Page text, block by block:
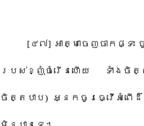
[​៤៧​]​ ​អាត្មា​ចេញ​ចាក​ផ្
របស់ខ្ញុំ​ចំរើន​ហើយ​ ​ទាំង​ចិ
ចិត្តបាប​)​ ​អ្នក​ចូរ​ធ្វើអំពើ​ដ៏​